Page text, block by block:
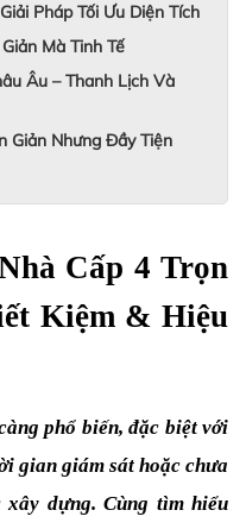
Pháp Tối Ưu Diện Tích
Mà Tinh Tế
Âu – Thanh Lịch Và
Giản Nhưng Đầy Tiện
Cấp 4 Trọn
Kiệm & Hiệu
phổ biến, đặc biệt với
gian giám sát hoặc chưa
dựng. Cùng tìm hiểu